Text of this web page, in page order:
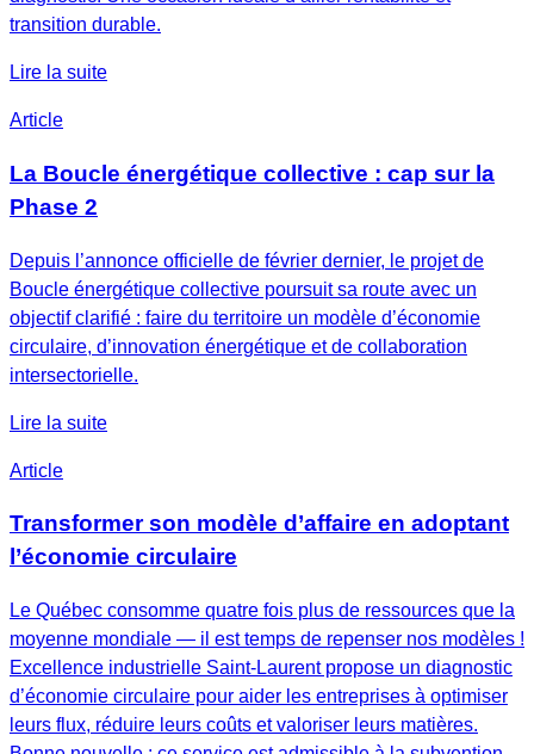
transition durable.
Lire la suite
Article
La Boucle énergétique collective : cap sur la
Phase 2
Depuis l’annonce officielle de février dernier, le projet de
Boucle énergétique collective poursuit sa route avec un
objectif clarifié : faire du territoire un modèle d’économie
circulaire, d’innovation énergétique et de collaboration
intersectorielle.
Lire la suite
Article
Transformer son modèle d’affaire en adoptant
l’économie circulaire
Le Québec consomme quatre fois plus de ressources que la
moyenne mondiale — il est temps de repenser nos modèles !
Excellence industrielle Saint-Laurent propose un diagnostic
d’économie circulaire pour aider les entreprises à optimiser
leurs flux, réduire leurs coûts et valoriser leurs matières.